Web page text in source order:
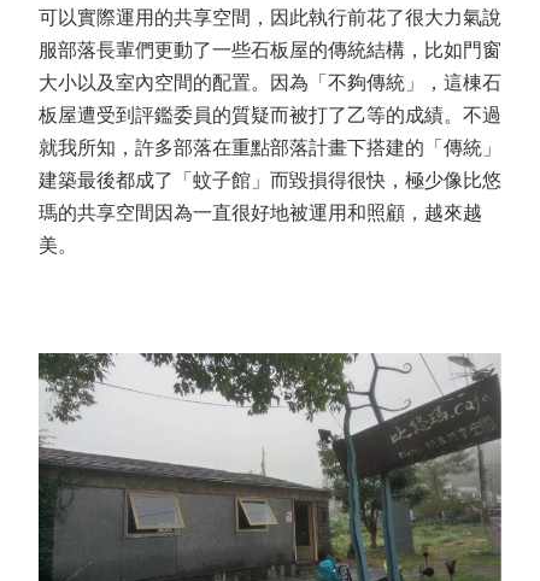
可以實際運用的共享空間，因此執行前花了很大力氣說
服部落長輩們更動了一些石板屋的傳統結構，比如門窗
大小以及室內空間的配置。因為「不夠傳統」，這棟石
板屋遭受到評鑑委員的質疑而被打了乙等的成績。不過
就我所知，許多部落在重點部落計畫下搭建的「傳統」
建築最後都成了「蚊子館」而毀損得很快，極少像比悠
瑪的共享空間因為一直很好地被運用和照顧，越來越
美。